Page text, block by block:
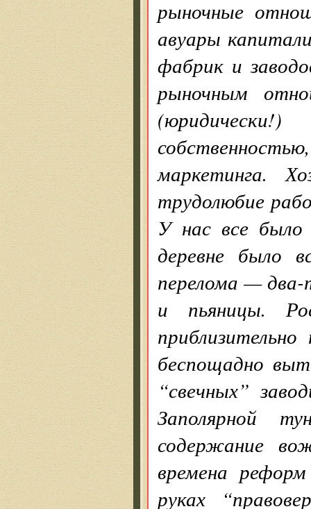
рыночные
авуары
фабрик и
рыночным
маркетинга.
трудолюбие
У нас все было
деревне было
перелома —
и пьяницы.
беспощадно
“свечных”
Заполярной
содержание
времена
руках